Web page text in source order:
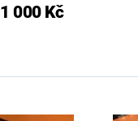
1 000 Kč